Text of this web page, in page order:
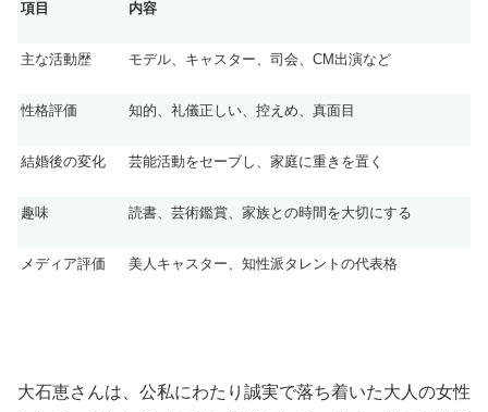
項目 内容
主な活動歴 モデル、キャスター、司会、CM出演など
性格評価 知的、礼儀正しい、控えめ、真面目
結婚後の変化 芸能活動をセーブし、家庭に重きを置く
趣味 読書、芸術鑑賞、家族との時間を大切にする
メディア評価 美人キャスター、知性派タレントの代表格
大石恵さんは、公私にわたり誠実で落ち着いた大人の女性